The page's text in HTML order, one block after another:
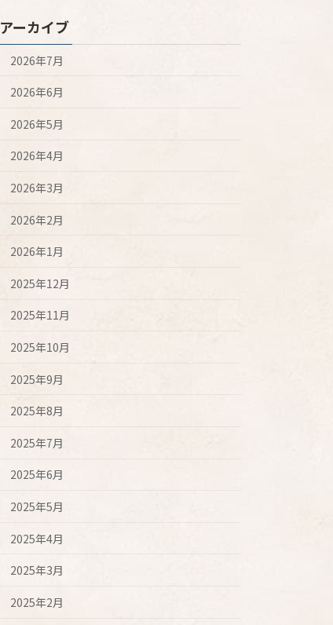
アーカイブ
2026年7月
2026年6月
2026年5月
2026年4月
2026年3月
2026年2月
2026年1月
2025年12月
2025年11月
2025年10月
2025年9月
2025年8月
2025年7月
2025年6月
2025年5月
2025年4月
2025年3月
2025年2月